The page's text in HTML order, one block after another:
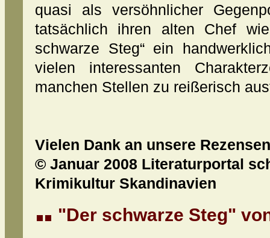
quasi als versöhnlicher
tatsächlich ihren alten Chef
schwarze Steg“ ein
vielen interessanten
manchen Stellen zu reißerisch
Vielen Dank an unsere
© Januar 2008 Literaturportal
Krimikultur Skandinavien
"Der schwarze Steg"